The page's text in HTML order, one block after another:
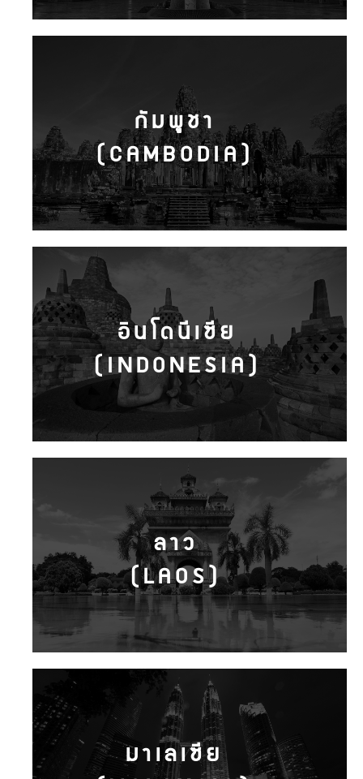
กัมพูชา
(CAMBODIA)
อินโดนีเซีย
(INDONESIA)
ลาว
(LAOS)
มาเลเซีย